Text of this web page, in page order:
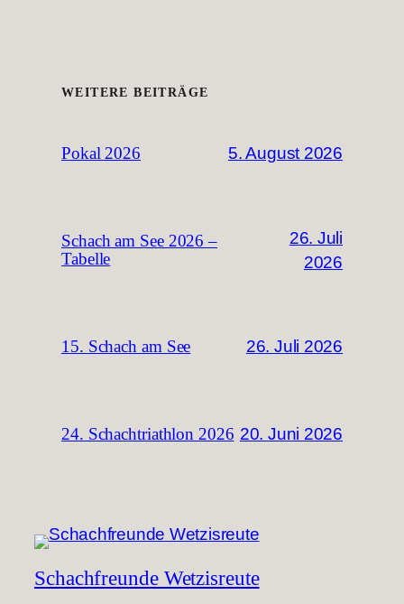
WEITERE BEITRÄGE
Pokal 2026 5. August 2026
Schach am See 2026 –
Tabelle
26. Juli
2026
15. Schach am See 26. Juli 2026
24. Schachtriathlon 2026 20. Juni 2026
Schachfreunde Wetzisreute